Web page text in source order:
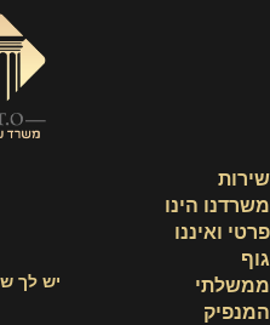
שירות
משרדנו הינו
פרטי ואיננו
גוף
ממשלתי
המנפיק
יש לך